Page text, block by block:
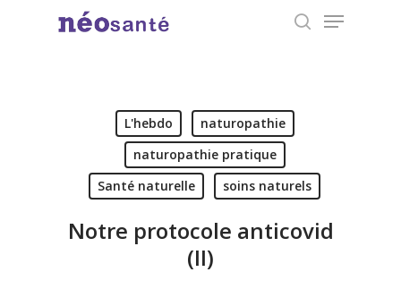
Menu
L'hebdo
naturopathie
naturopathie pratique
Santé naturelle
soins naturels
Notre protocole anticovid
(II)